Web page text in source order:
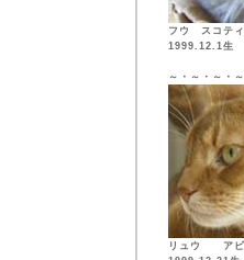
フウ スコティ
1999.12.1生
～・～・～・
リュウ ア